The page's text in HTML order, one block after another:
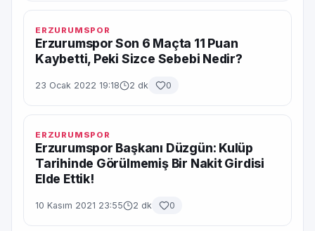
ERZURUMSPOR
Erzurumspor Son 6 Maçta 11 Puan
Kaybetti, Peki Sizce Sebebi Nedir?
23 Ocak 2022 19:18 2 dk 0
ERZURUMSPOR
Erzurumspor Başkanı Düzgün: Kulüp
Tarihinde Görülmemiş Bir Nakit Girdisi
Elde Ettik!
10 Kasım 2021 23:55 2 dk 0